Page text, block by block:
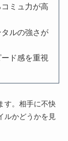
ミュ力が高
ルの強さが
ド感を重視
す。相手に不快
ルかどうかを見